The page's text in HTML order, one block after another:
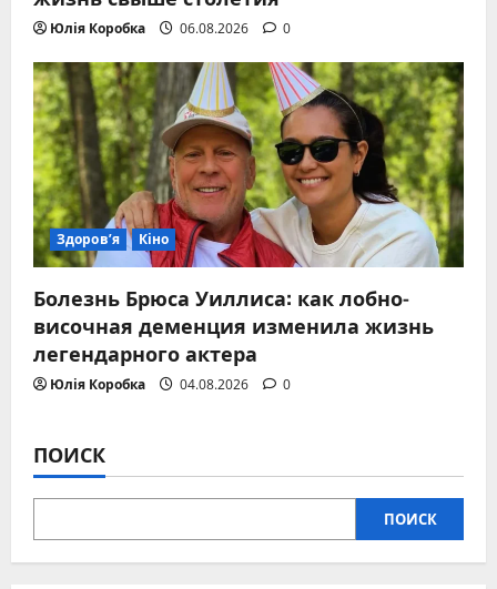
Юлія Коробка 06.08.2026 0
Здоров’я Кіно
Болезнь Брюса Уиллиса: как лобно-
височная деменция изменила жизнь
легендарного актера
Юлія Коробка 04.08.2026 0
ПОИСК
ПОИСК